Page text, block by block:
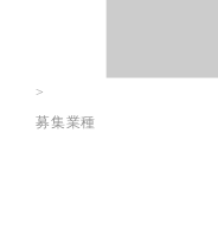
募集業種